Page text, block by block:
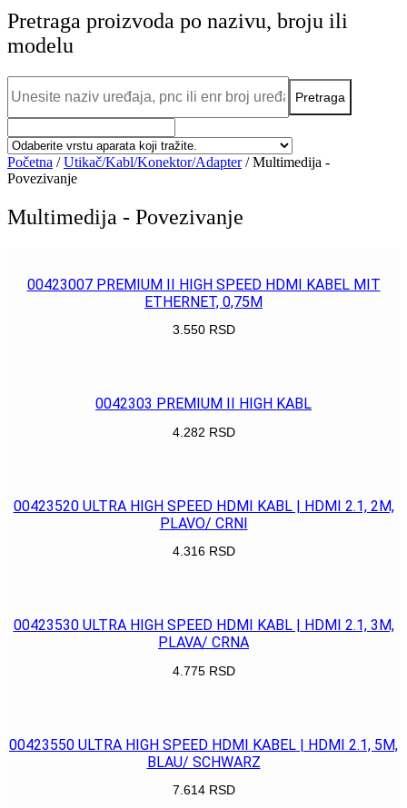
Pretraga proizvoda po nazivu, broju ili
modelu
Početna /Utikač/Kabl/Konektor/Adapter/ Multimedija -
Povezivanje
Multimedija - Povezivanje
00423007 PREMIUM II HIGH SPEED HDMI KABEL MIT
ETHERNET, 0,75M
3.550 RSD
0042303 PREMIUM II HIGH KABL
4.282 RSD
00423520 ULTRA HIGH SPEED HDMI KABL | HDMI 2.1, 2M,
PLAVO/ CRNI
4.316 RSD
00423530 ULTRA HIGH SPEED HDMI KABL | HDMI 2.1, 3M,
PLAVA/ CRNA
4.775 RSD
00423550 ULTRA HIGH SPEED HDMI KABEL | HDMI 2.1, 5M,
BLAU/ SCHWARZ
7.614 RSD